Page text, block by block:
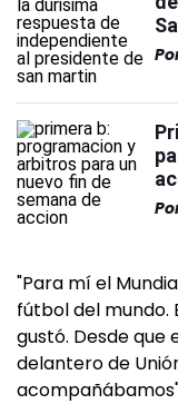
"Para mí el
fútbol del mundo.
gustó. Desde que
delantero de